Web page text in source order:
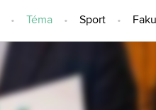
Téma Sport